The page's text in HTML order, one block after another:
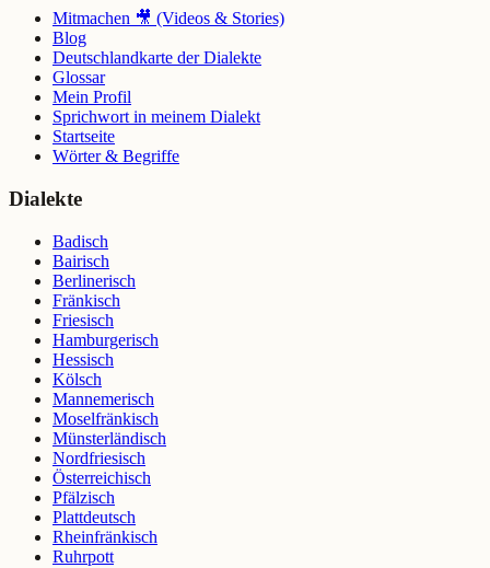
Mitmachen 🎥 (Videos & Stories)
Blog
Deutschlandkarte der Dialekte
Glossar
Mein Profil
Sprichwort in meinem Dialekt
Startseite
Wörter & Begriffe
Dialekte
Badisch
Bairisch
Berlinerisch
Fränkisch
Friesisch
Hamburgerisch
Hessisch
Kölsch
Mannemerisch
Moselfränkisch
Münsterländisch
Nordfriesisch
Österreichisch
Pfälzisch
Plattdeutsch
Rheinfränkisch
Ruhrpott